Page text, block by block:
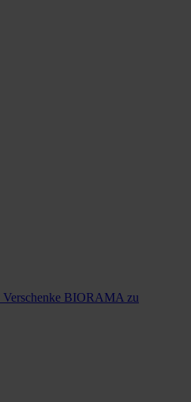
Verschenke BIORAMA zu